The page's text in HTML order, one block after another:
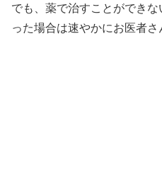
でも、薬で治すことができ
った場合は速やかにお医者さ